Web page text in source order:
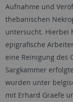
Aufnahme und
thebanischen
untersucht. Hierbei
epigrafische
eine Reinigung des
Sargkammer
wurden unter
mit Erhard Graefe